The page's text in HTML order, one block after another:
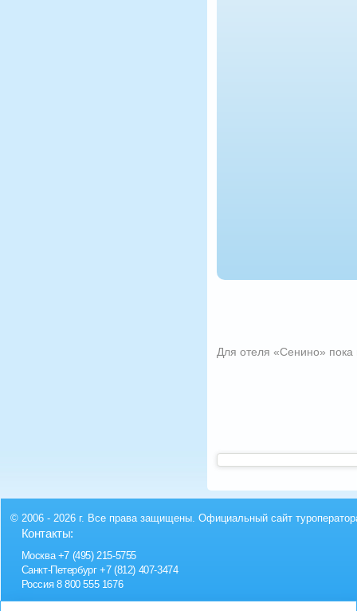
Для отеля «Сенино» пока
© 2006 - 2026 г. Все права защищены. Официальный сайт
Контакты:
Москва+7 (495) 215-5755
Санкт-Петербург+7 (812) 407-3474
Россия 8 800 555 1676